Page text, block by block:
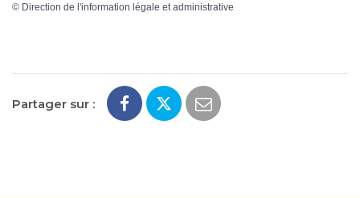
© Direction de l'information légale et administrative
Partager sur :